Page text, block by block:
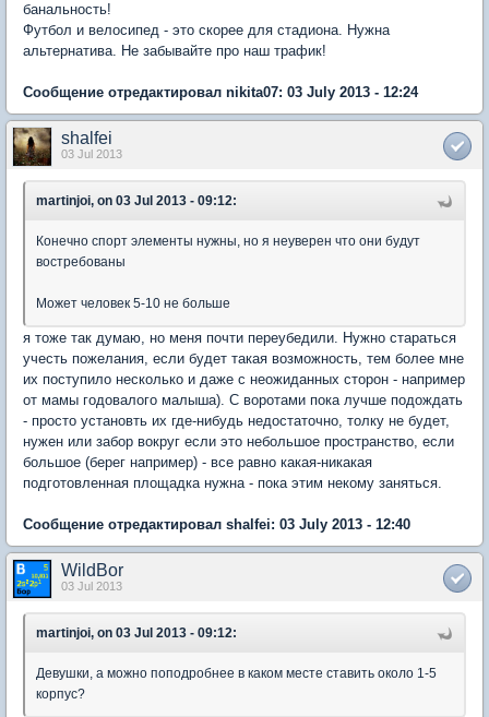
банальность!
Футбол и велосипед - это скорее для стадиона. Нужна
альтернатива. Не забывайте про наш трафик!
Сообщение отредактировал nikita07: 03 July 2013 - 12:24
shalfei
03 Jul 2013
martinjoi, on 03 Jul 2013 - 09:12:
Конечно спорт элементы нужны, но я неуверен что они будут
востребованы
Может человек 5-10 не больше
я тоже так думаю, но меня почти переубедили. Нужно стараться
учесть пожелания, если будет такая возможность, тем более мне
их поступило несколько и даже с неожиданных сторон - например
от мамы годовалого малыша). С воротами пока лучше подождать
- просто установть их где-нибудь недостаточно, толку не будет,
нужен или забор вокруг если это небольшое пространство, если
большое (берег например) - все равно какая-никакая
подготовленная площадка нужна - пока этим некому заняться.
Сообщение отредактировал shalfei: 03 July 2013 - 12:40
WildBor
03 Jul 2013
martinjoi, on 03 Jul 2013 - 09:12:
Девушки, а можно поподробнее в каком месте ставить около 1-5
корпус?